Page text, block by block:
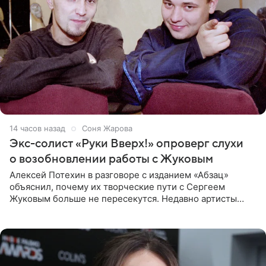
14 часов назад Соня Жарова
Экс-солист «Руки Вверх!» опроверг слухи
о возобновлении работы с Жуковым
Алексей Потехин в разговоре с изданием «Абзац»
объяснил, почему их творческие пути с Сергеем
Жуковым больше не пересекутся. Недавно артисты